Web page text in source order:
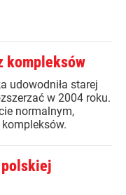
kompleksów
udowodniła starej
w 2004 roku.
normalnym,
polskiej